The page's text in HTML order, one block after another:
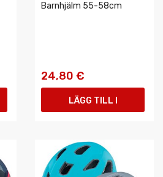
Barnhjälm 55-58cm
24,80 €
LÄGG TILL I